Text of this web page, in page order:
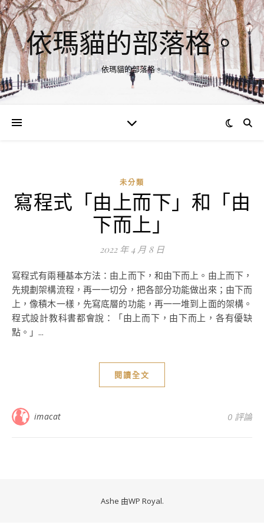
依瑪貓的部落格。
依瑪貓的部落格。
未分類
寫程式「由上而下」和「由
下而上」
2022 年 4 月 8 日
寫程式有兩種基本方法：由上而下，和由下而上。由上而下，
先規劃架構流程，再一一切分，把各部分功能做出來；由下而
上，像積木一樣，先寫底層的功能，再一一堆到上面的架構。
程式設計教科書都會說：「由上而下，由下而上，各有優缺
點。」...
閱讀全文
imacat 0 評論
Ashe 由WP Royal.